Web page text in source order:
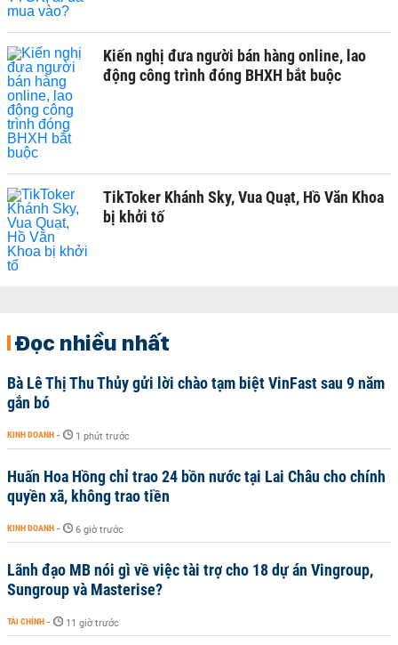
Kiến nghị đưa người bán hàng online, lao
động công trình đóng BHXH bắt buộc
TikToker Khánh Sky, Vua Quạt, Hồ Văn Khoa
bị khởi tố
Đọc nhiều nhất
Bà Lê Thị Thu Thủy gửi lời chào tạm biệt VinFast sau 9 năm
gắn bó
KINH DOANH - 1 phút trước
Huấn Hoa Hồng chỉ trao 24 bồn nước tại Lai Châu cho chính
quyền xã, không trao tiền
KINH DOANH - 6 giờ trước
Lãnh đạo MB nói gì về việc tài trợ cho 18 dự án Vingroup,
Sungroup và Masterise?
TÀI CHÍNH - 11 giờ trước